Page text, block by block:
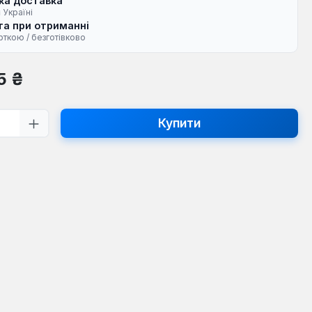
при отриманні
/ безготівково
₴
товару: Введіть потрібну
Купити